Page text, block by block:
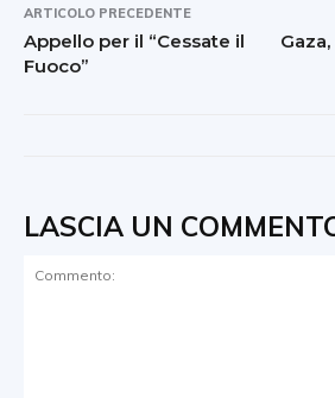
ARTICOLO PRECEDENTE
Appello per il “Cessate il
Fuoco”
LASCIA UN